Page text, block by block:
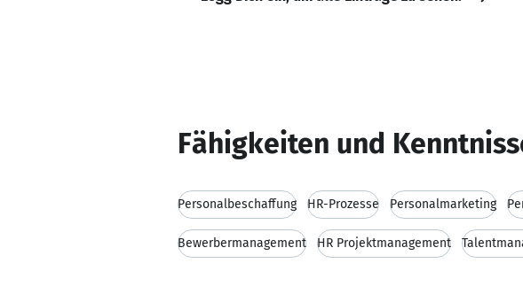
Fähigkeiten und
Personalbeschaffung HR-Prozesse Personalmarketing
Bewerbermanagement HR Projektmanagement